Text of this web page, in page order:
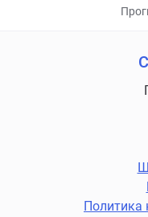
Политика